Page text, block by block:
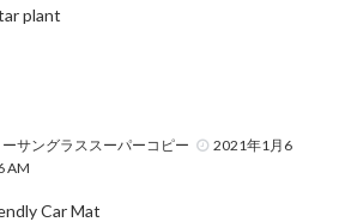
plant
サングラススーパーコピー
2021年1月6
AM
Car Mat